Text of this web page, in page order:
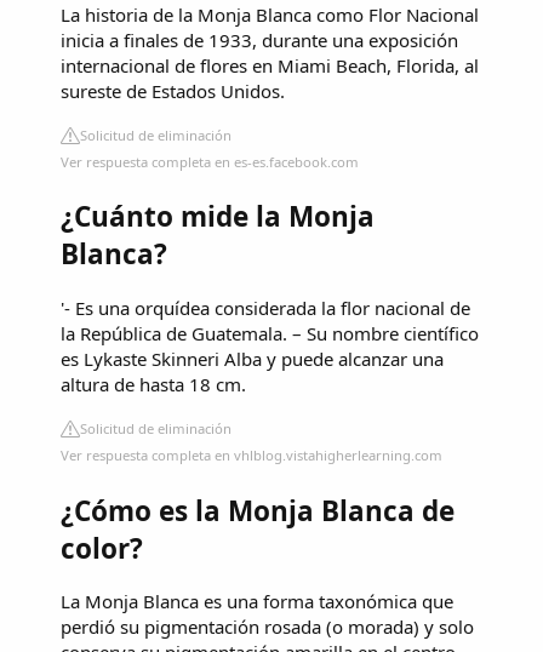
La historia de la Monja Blanca como Flor Nacional
inicia a finales de 1933, durante una exposición
internacional de flores en Miami Beach, Florida, al
sureste de Estados Unidos.
Solicitud de eliminación
Ver respuesta completa en es-es.facebook.com
¿Cuánto mide la Monja
Blanca?
'- Es una orquídea considerada la flor nacional de
la República de Guatemala. – Su nombre científico
es Lykaste Skinneri Alba y puede alcanzar una
altura de hasta 18 cm.
Solicitud de eliminación
Ver respuesta completa en vhlblog.vistahigherlearning.com
¿Cómo es la Monja Blanca de
color?
La Monja Blanca es una forma taxonómica que
perdió su pigmentación rosada (o morada) y solo